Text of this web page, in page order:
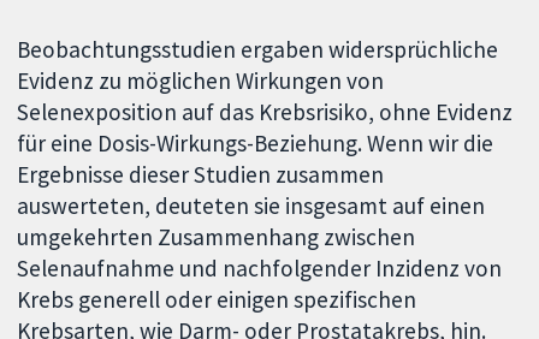
Beobachtungsstudien ergaben widersprüchliche
Evidenz zu möglichen Wirkungen von
Selenexposition auf das Krebsrisiko, ohne Evidenz
für eine Dosis-Wirkungs-Beziehung. Wenn wir die
Ergebnisse dieser Studien zusammen
auswerteten, deuteten sie insgesamt auf einen
umgekehrten Zusammenhang zwischen
Selenaufnahme und nachfolgender Inzidenz von
Krebs generell oder einigen spezifischen
Krebsarten, wie Darm- oder Prostatakrebs, hin.